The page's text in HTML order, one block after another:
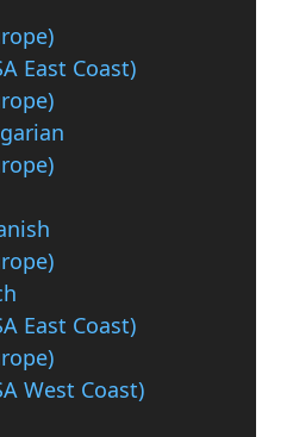
East Coast)
East Coast)
West Coast)